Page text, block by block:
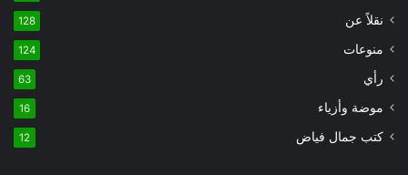
نقلاً عن 128
منوعات 124
رأي 63
موضة وأزياء 16
كتب جمال فياض 12